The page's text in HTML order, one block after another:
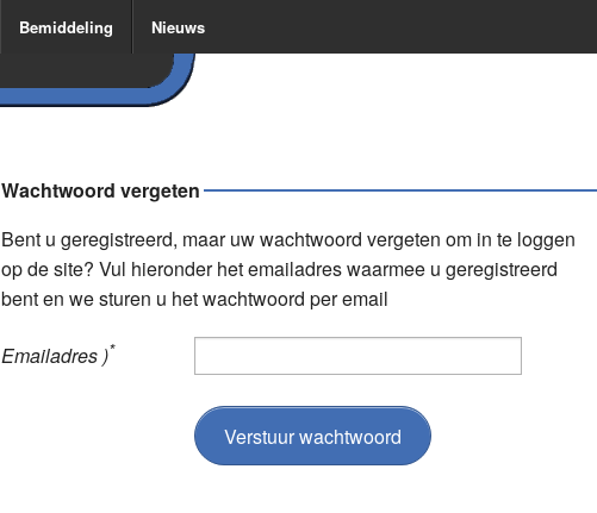
Bemiddeling Nieuws
Wachtwoord vergeten
Bent u geregistreerd, maar uw wachtwoord vergeten om in te loggen
op de site? Vul hieronder het emailadres waarmee u geregistreerd
bent en we sturen u het wachtwoord per email
Emailadres )*
Verstuur wachtwoord